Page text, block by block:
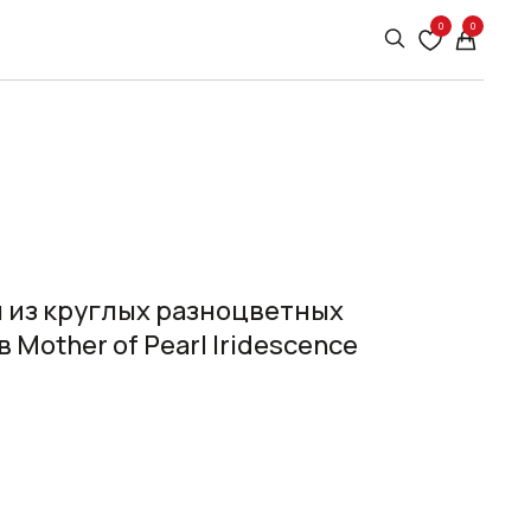
0 0
круглых разноцветных
Mother of Pearl Iridescence